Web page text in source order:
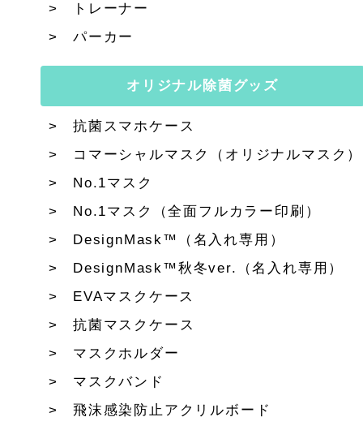
トレーナー
パーカー
オリジナル除菌グッズ
抗菌スマホケース
コマーシャルマスク（オリジナルマスク）
No.1マスク
No.1マスク（全面フルカラー印刷）
DesignMask™（名入れ専用）
DesignMask™秋冬ver.（名入れ専用）
EVAマスクケース
抗菌マスクケース
マスクホルダー
マスクバンド
飛沫感染防止アクリルボード